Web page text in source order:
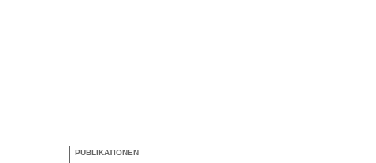
PUBLIKATIONEN